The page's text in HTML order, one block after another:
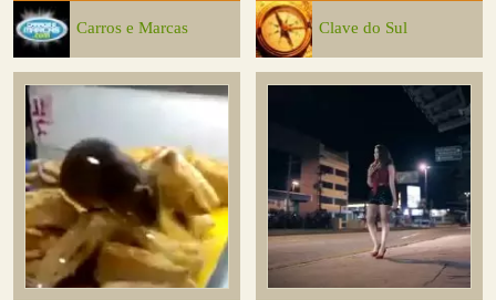
Carros e Marcas Clave do Sul